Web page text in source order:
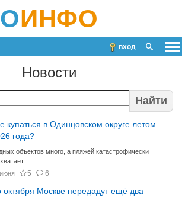
ОИНФО
вход
Новости
Найти
купаться в Одинцовском округе летом
года?
объектов много, а пляжей катастрофически
5 6
октября Москве передадут ещё два